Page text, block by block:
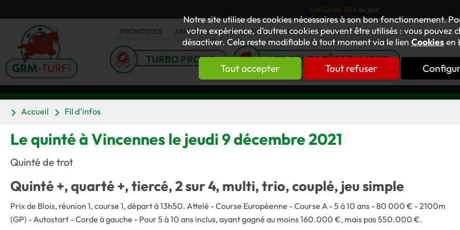
Notre site utilise des cookies nécessaires à son bon fonctionnement.
votre expérience, d’autres cookies peuvent être utilisés : vous pouvez
désactiver. Cela reste modifiable à tout moment via le lien Cookiesen
Tout accepter Tout refuser
Les Coups Sûrs du jour
PRONOSTICS ARRIVÉES ACTUS FORUM OUVRAGES GNT
TURBO PRONO LES COUPS SÛRS DU JOUR
Accueil Fil d'infos
Le quinté à Vincennes le jeudi 9 décembre 2021
Quinté de trot
Quinté +, quarté +, tiercé, 2 sur 4, multi, trio, couplé, jeu simple
Prix de Blois, réunion 1, course 1, départ à 13h50. Attelé - Course Européenne - Course A - 5 à 10 ans -80 000 € - 2100m
(GP) - Autostart -Corde à gauche - Pour 5 à 10 ans inclus, ayant gagné au moins 160.000 €, mais pas 550.000 €.